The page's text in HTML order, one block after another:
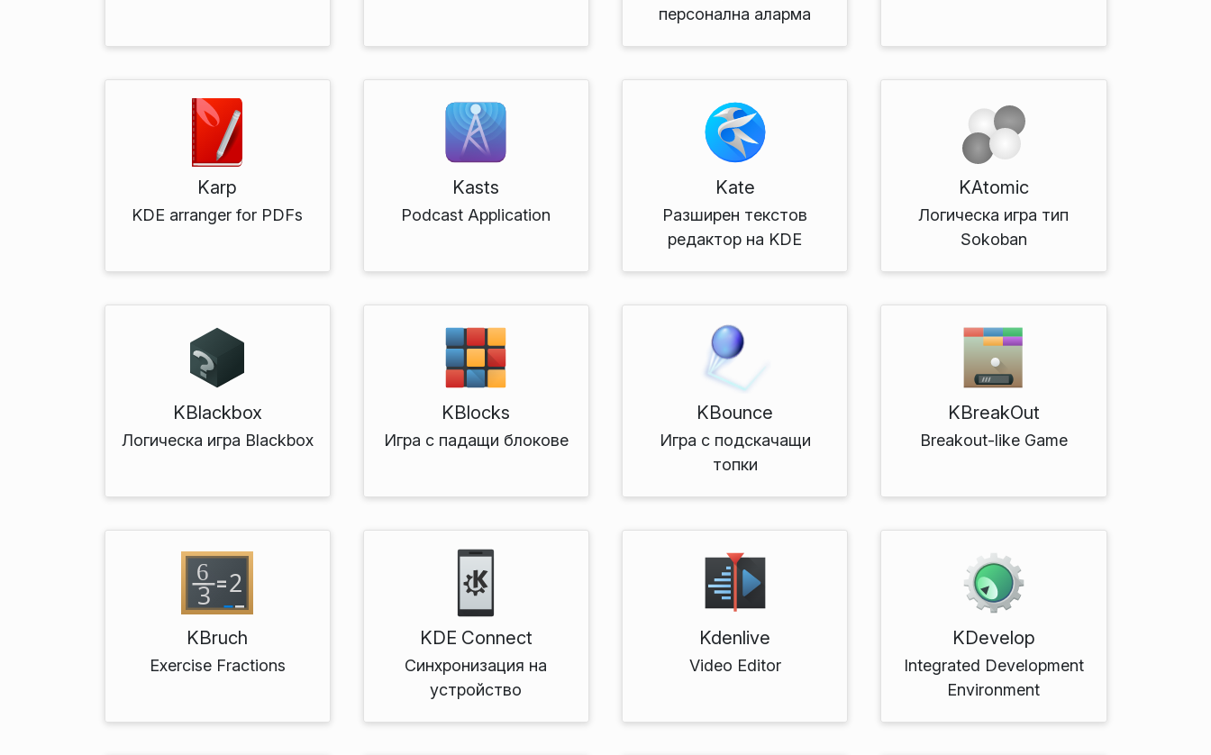
персонална аларма
Karp
KDE arranger for PDFs
Kasts
Podcast Application
Kate
Разширен текстов
редактор на KDE
KAtomic
Логическа игра тип
Sokoban
KBlackbox
Логическа игра Blackbox
KBlocks
Игра с падащи блокове
KBounce
Игра с подскачащи
топки
KBreakOut
Breakout-like Game
KBruch
Exercise Fractions
KDE Connect
Синхронизация на
устройство
Kdenlive
Video Editor
KDevelop
Integrated Development
Environment